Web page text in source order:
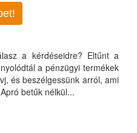
a kérdéseidre? Eltűnt a
a pénzügyi termékek
és beszélgessünk arról, ami
betűk nélkül...